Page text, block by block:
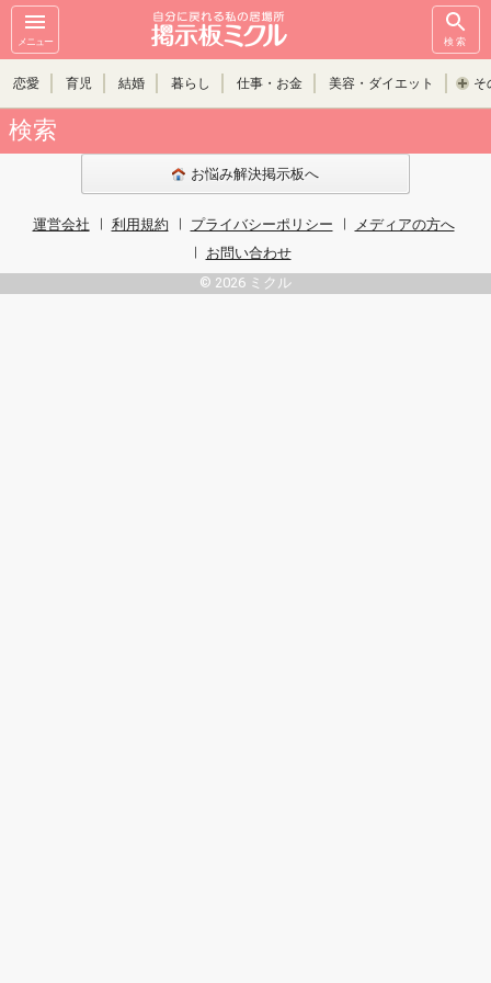
メニュー 検索
恋愛 育児 結婚 暮らし 仕事・お金 美容・ダイエット そ
検索
お悩み解決掲示板へ
運営会社 利用規約 プライバシーポリシー
メディアの方へ
お問い合わせ
© 2026 ミクル